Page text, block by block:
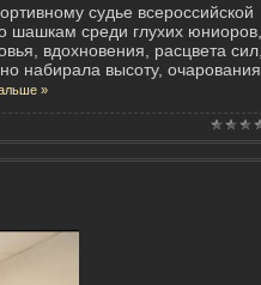
судье всероссийской
шашкам среди глухих юниоров,
вдохновения, расцвета сил,
набирала высоту, очарования
»